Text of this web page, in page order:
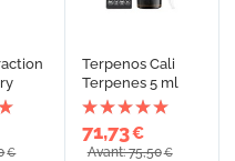
€
Terpenos Cali
Terpenes 5 ml
71,73€
Avant: 75,50€